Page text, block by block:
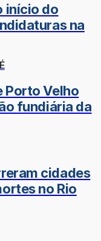
início do
na
Porto Velho
fundiária da
cidades
no Rio